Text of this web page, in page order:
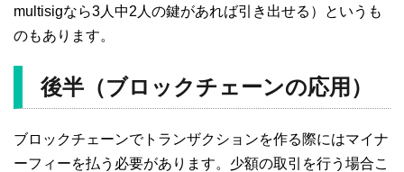
multisigなら3人中2人の鍵があれば引き出せる）というも
のもあります。
後半（ブロックチェーンの応用）
ブロックチェーンでトランザクションを作る際にはマイナ
ーフィーを払う必要があります。少額の取引を行う場合こ